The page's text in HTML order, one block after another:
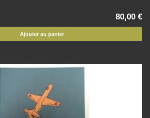
80,00 €
Ajouter au panier